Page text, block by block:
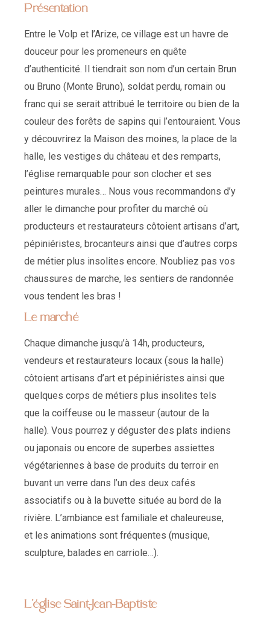
Présentation
Entre le Volp et l’Arize, ce village est un havre de
douceur pour les promeneurs en quête
d’authenticité. Il tiendrait son nom d’un certain Brun
ou Bruno (Monte Bruno), soldat perdu, romain ou
franc qui se serait attribué le territoire ou bien de la
couleur des forêts de sapins qui l’entouraient. Vous
y découvrirez la Maison des moines, la place de la
halle, les vestiges du château et des remparts,
l’église remarquable pour son clocher et ses
peintures murales… Nous vous recommandons d’y
aller le dimanche pour profiter du marché où
producteurs et restaurateurs côtoient artisans d’art,
pépiniéristes, brocanteurs ainsi que d’autres corps
de métier plus insolites encore. N’oubliez pas vos
chaussures de marche, les sentiers de randonnée
vous tendent les bras !
Le marché
Chaque dimanche jusqu’à 14h, producteurs,
vendeurs et restaurateurs locaux (sous la halle)
côtoient artisans d’art et pépiniéristes ainsi que
quelques corps de métiers plus insolites tels
que la coiffeuse ou le masseur (autour de la
halle). Vous pourrez y déguster des plats indiens
ou japonais ou encore de superbes assiettes
végétariennes à base de produits du terroir en
buvant un verre dans l’un des deux cafés
associatifs ou à la buvette située au bord de la
rivière. L’ambiance est familiale et chaleureuse,
et les animations sont fréquentes (musique,
sculpture, balades en carriole…).
L'église Saint-Jean-Baptiste